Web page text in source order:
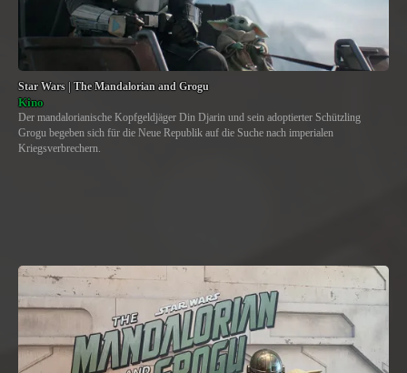
Star Wars | The Mandalorian and Grogu
Kino
Der mandalorianische Kopfgeldjäger Din Djarin und sein adoptierter Schützling
Grogu begeben sich für die Neue Republik auf die Suche nach imperialen
Kriegsverbrechern.